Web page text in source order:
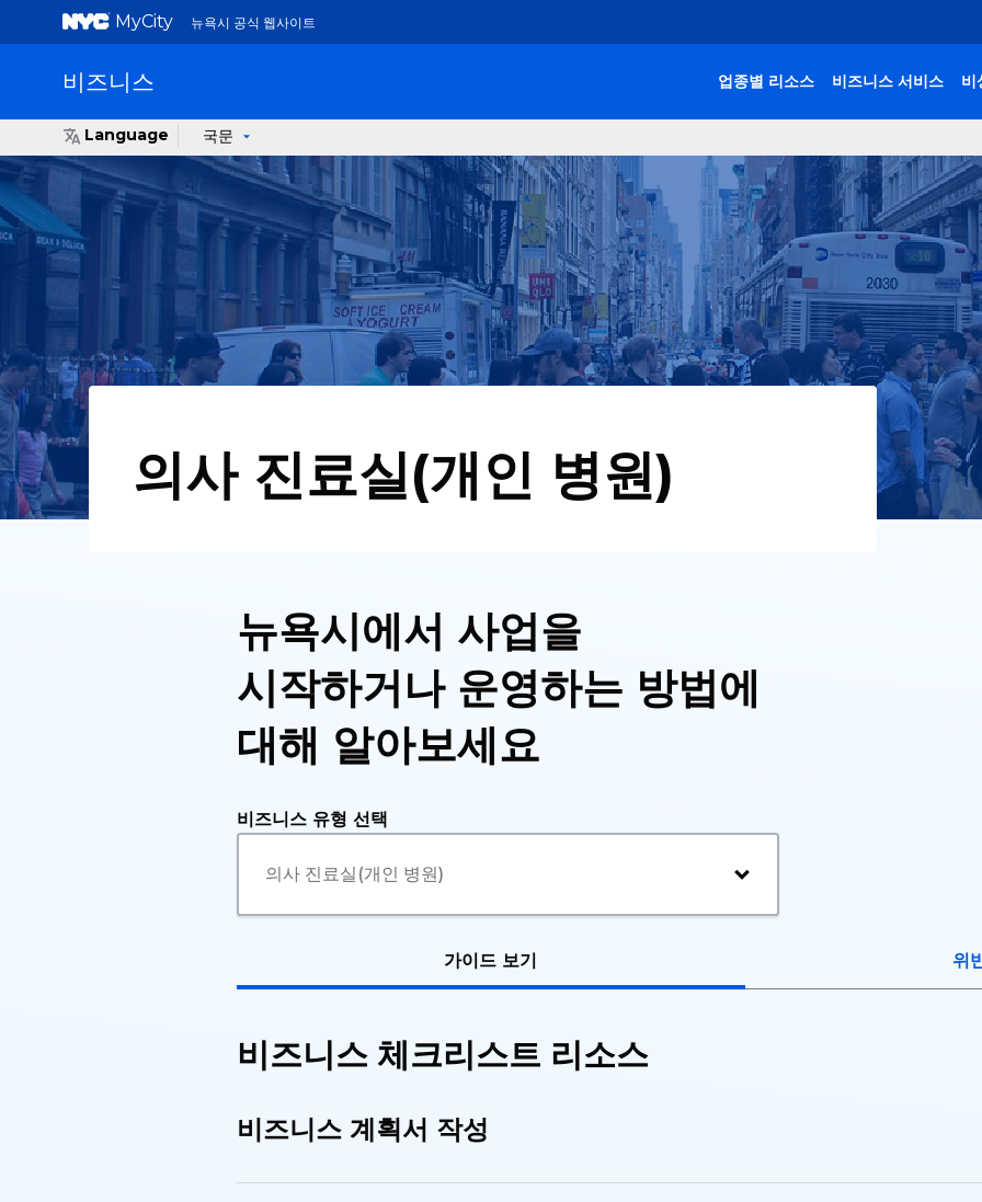
MyCity 뉴욕시 공식 웹사이트
비즈니스 업종별 리소스 비즈니스 서비스 비
Language 국문
의사 진료실(개인 병원)
뉴욕시에서 사업을
시작하거나 운영하는 방법에
대해 알아보세요
비즈니스 유형 선택
가이드 보기 위
비즈니스 체크리스트 리소스
비즈니스 계획서 작성